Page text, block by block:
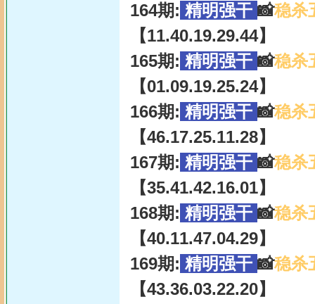
164期: 精明强干 📸稳杀
【11.40.19.29.44】
165期: 精明强干 📸稳杀
【01.09.19.25.24】
166期: 精明强干 📸稳杀
【46.17.25.11.28】
167期: 精明强干 📸稳杀
【35.41.42.16.01】
168期: 精明强干 📸稳杀
【40.11.47.04.29】
169期: 精明强干 📸稳杀
【43.36.03.22.20】